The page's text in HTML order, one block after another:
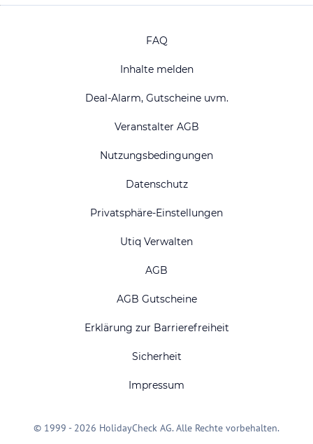
FAQ
Inhalte melden
Deal-Alarm, Gutscheine uvm.
Veranstalter AGB
Nutzungsbedingungen
Datenschutz
Privatsphäre-Einstellungen
Utiq Verwalten
AGB
AGB Gutscheine
Erklärung zur Barrierefreiheit
Sicherheit
Impressum
© 1999 - 2026 HolidayCheck AG. Alle Rechte vorbehalten.